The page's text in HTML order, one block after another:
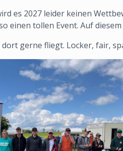
es 2027 leider keinen
einen tollen Event. Auf
gerne fliegt. Locker, fair,